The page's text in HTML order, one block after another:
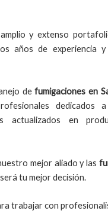
y extenso
años de experiencia
defumigacionesen
dedicados
actualizados en
mejor aliado ylas
será tu mejor decisión.
trabajar con